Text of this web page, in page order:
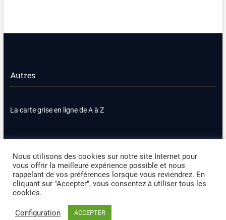
Autres
La carte grise en ligne de A à Z
Nous contacter
Plan du site
Politique de confidentialité
Mentions légales
Occasion Automobile
Copyright All right reserved
Nous utilisons des cookies sur notre site Internet pour
vous offrir la meilleure expérience possible et nous
rappelant de vos préférences lorsque vous reviendrez. En
cliquant sur "Accepter", vous consentez à utiliser tous les
cookies.
Configuration ACCEPTER